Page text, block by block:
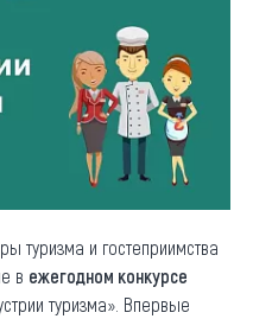
туризма и гостеприимства
в ежегодном конкурсе
туризма». Впервые